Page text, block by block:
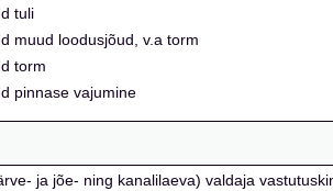
tuli
muud loodusjõud, v.a torm
torm
pinnase vajumine
ja jõe- ning kanalilaeva) valdaja